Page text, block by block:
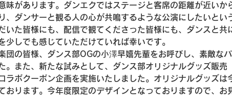
味があります。ダンエクではステージと客席の距離が近いか
、ダンサーと観る人の心が共鳴するような公演にしたいとい
いた皆様にも、配信で観てくださった皆様にも、ダンスと共
しでも感じていただけていれば幸いです。
団の皆様、ダンス部OGの小澤早嬉先輩をお呼びし、素敵なパ
。また、新たな試みとして、ダンス部オリジナルグッズ販売
ラボクーポン企画を実施いたしました。オリジナルグッズは
おります。今年度限定のデザインとなっておりますので、お